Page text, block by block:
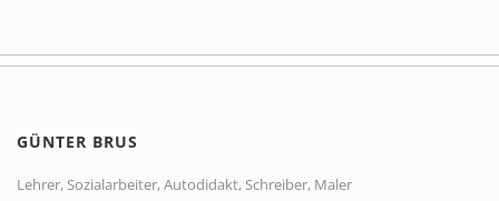
GÜNTER BRUS
Lehrer, Sozialarbeiter, Autodidakt, Schreiber, Maler